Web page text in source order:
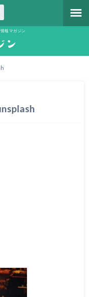
報マガジン